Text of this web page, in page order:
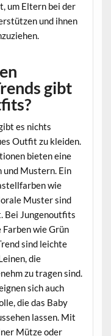
um Eltern bei der
und ihnen
gibt
es nichts
Outfit zu kleiden.
bieten eine
und Mustern. Ein
wie
Muster sind
Bei Jungenoutfits
wie Grün
sind leichte
die
zu tragen sind.
sich auch
die das Baby
lassen. Mit
Mütze oder